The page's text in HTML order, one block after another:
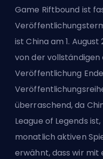
Game Riftbound ist
ist China am 1.
von der vollständigen
Veröffentlichung
überraschend, da
League of Legends
monatlich aktiven
erwähnt, dass wir mit